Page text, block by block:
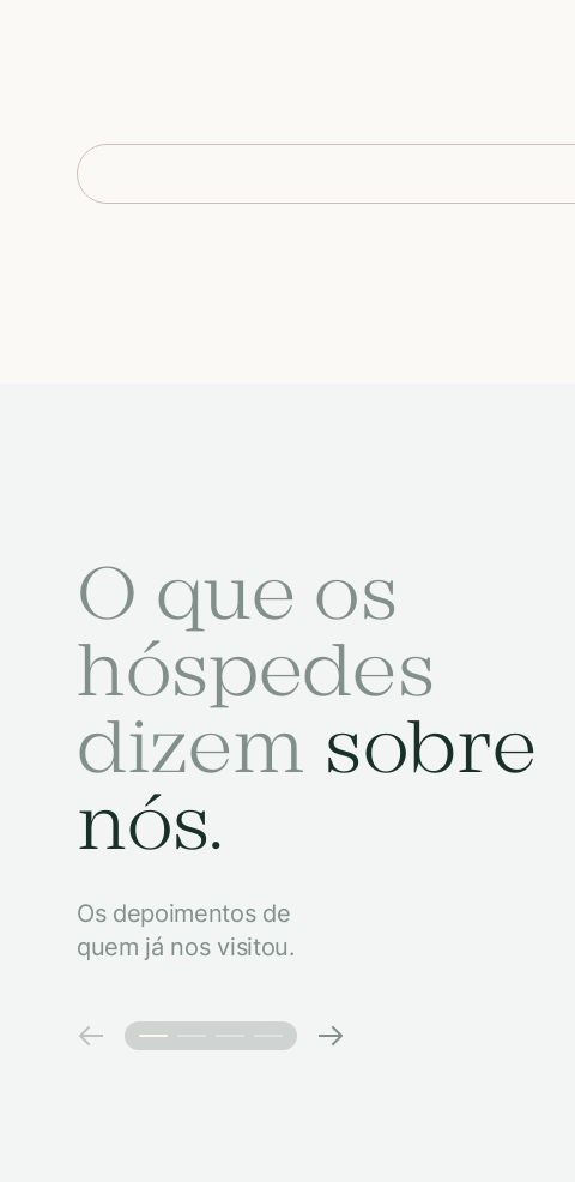
O que os
hóspedes
dizem sobre
nós.
Os depoimentos de
quem já nos visitou.